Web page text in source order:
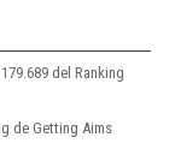
del Ranking
de Getting Aims